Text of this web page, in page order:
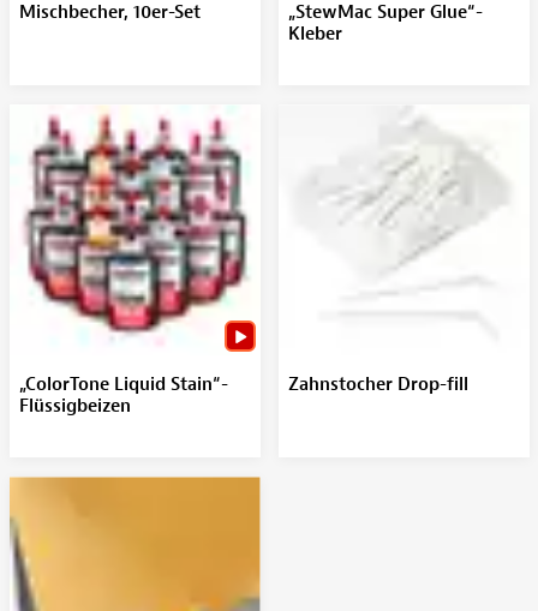
Mischbecher, 10er-Set
„StewMac Super Glue“-
Kleber
„ColorTone Liquid Stain“-
Flüssigbeizen
Zahnstocher Drop-fill